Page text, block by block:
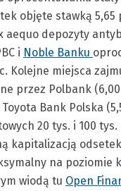
objęte stawką 5,65
aequo depozyty
i Noble Banku
Kolejne miejsca
przez Polbank
Bank Polska
20 tys. i 100
kapitalizacją
na poziomie
wiodą tu Open